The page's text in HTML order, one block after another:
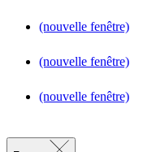
(nouvelle fenêtre)
(nouvelle fenêtre)
(nouvelle fenêtre)